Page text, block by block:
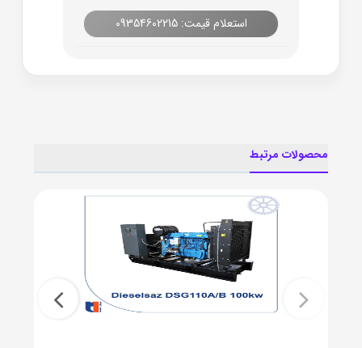
استعلام قیمت: 09354602215
محصولات مرتبط